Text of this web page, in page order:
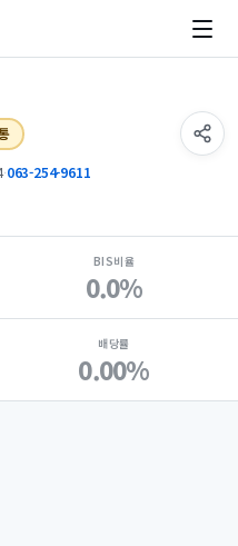
·063-254-9611
BIS비율
0.0%
배당률
0.00%